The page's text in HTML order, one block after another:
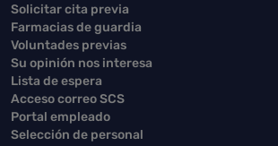
Solicitar cita previa
Farmacias de guardia
Voluntades previas
Su opinión nos interesa
Lista de espera
Acceso correo SCS
Portal empleado
Selección de personal